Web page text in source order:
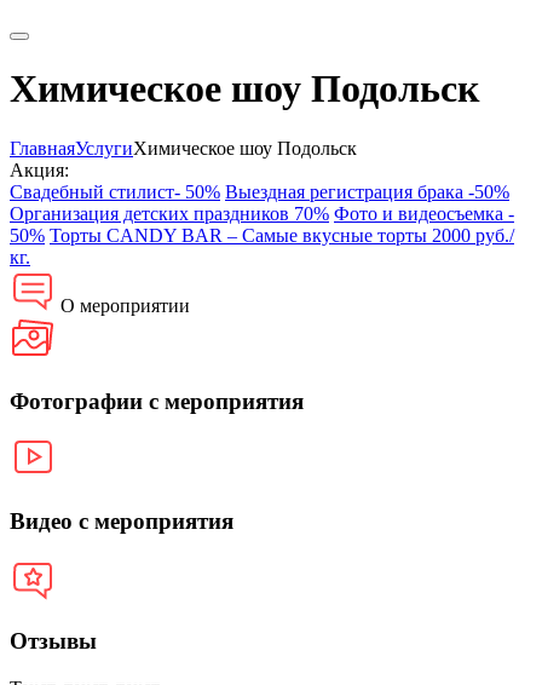
Химическое шоу Подольск
ГлавнаяУслугиХимическое шоу Подольск
Акция:
Свадебный стилист- 50% Выездная регистрация брака -50%
Организация детских праздников 70% Фото и видеосъемка -
50% Торты CANDY BAR – Самые вкусные торты 2000 руб./
кг.
О мероприятии
Фотографии с мероприятия
Видео с мероприятия
Отзывы